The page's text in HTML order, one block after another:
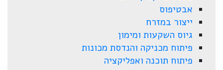
אבטיפוס
ייצור במזרח
גיוס השקעות ומימון
פיתוח מכניקה והנדסת מכונות
פיתוח תוכנה ואפליקציה